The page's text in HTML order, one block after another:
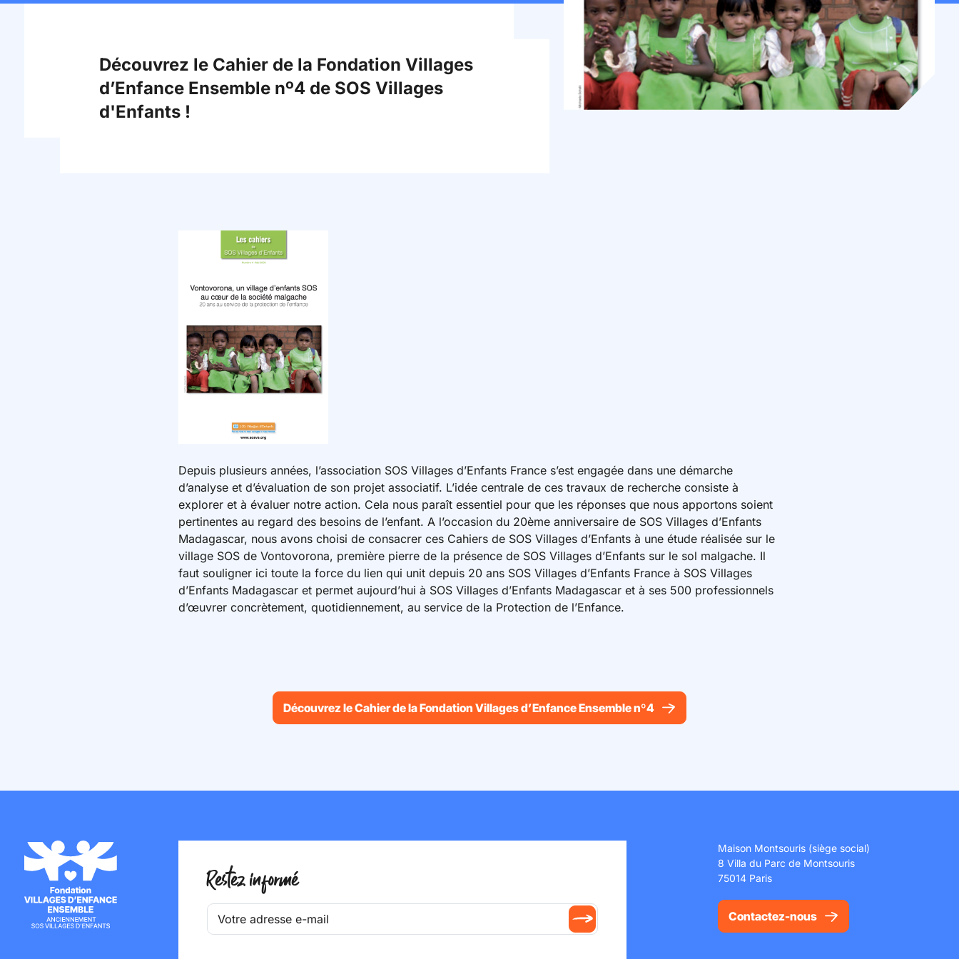
Découvrez le Cahier de la Fondation Villages
d’Enfance Ensemble nº4 de SOS Villages
d'Enfants !
Depuis plusieurs années, l’association SOS Villages d’Enfants France s’est engagée dans une démarche
d’analyse et d’évaluation de son projet associatif. L’idée centrale de ces travaux de recherche consiste à
explorer et à évaluer notre action. Cela nous paraît essentiel pour que les réponses que nous apportons soient
pertinentes au regard des besoins de l’enfant. A l’occasion du 20ème anniversaire de SOS Villages d’Enfants
Madagascar, nous avons choisi de consacrer ces Cahiers de SOS Villages d’Enfants à une étude réalisée sur le
village SOS de Vontovorona, première pierre de la présence de SOS Villages d’Enfants sur le sol malgache. Il
faut souligner ici toute la force du lien qui unit depuis 20 ans SOS Villages d’Enfants France à SOS Villages
d’Enfants Madagascar et permet aujourd’hui à SOS Villages d’Enfants Madagascar et à ses 500 professionnels
d’œuvrer concrètement, quotidiennement, au service de la Protection de l’Enfance.
Découvrez le Cahier de la Fondation Villages d’Enfance Ensemble nº4
Restez informé
Maison Montsouris (siège social)
8 Villa du Parc de Montsouris
75014 Paris
Contactez-nous